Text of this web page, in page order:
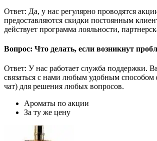
Ответ: Да, у нас регулярно проводятся
предоставляются скидки постоянным
действует программа лояльности,
Вопрос: Что делать, если возникнут
Ответ: У нас работает служба поддержки.
связаться с нами любым удобным способом
чат) для решения любых вопросов.
Ароматы по акции
За ту же цену